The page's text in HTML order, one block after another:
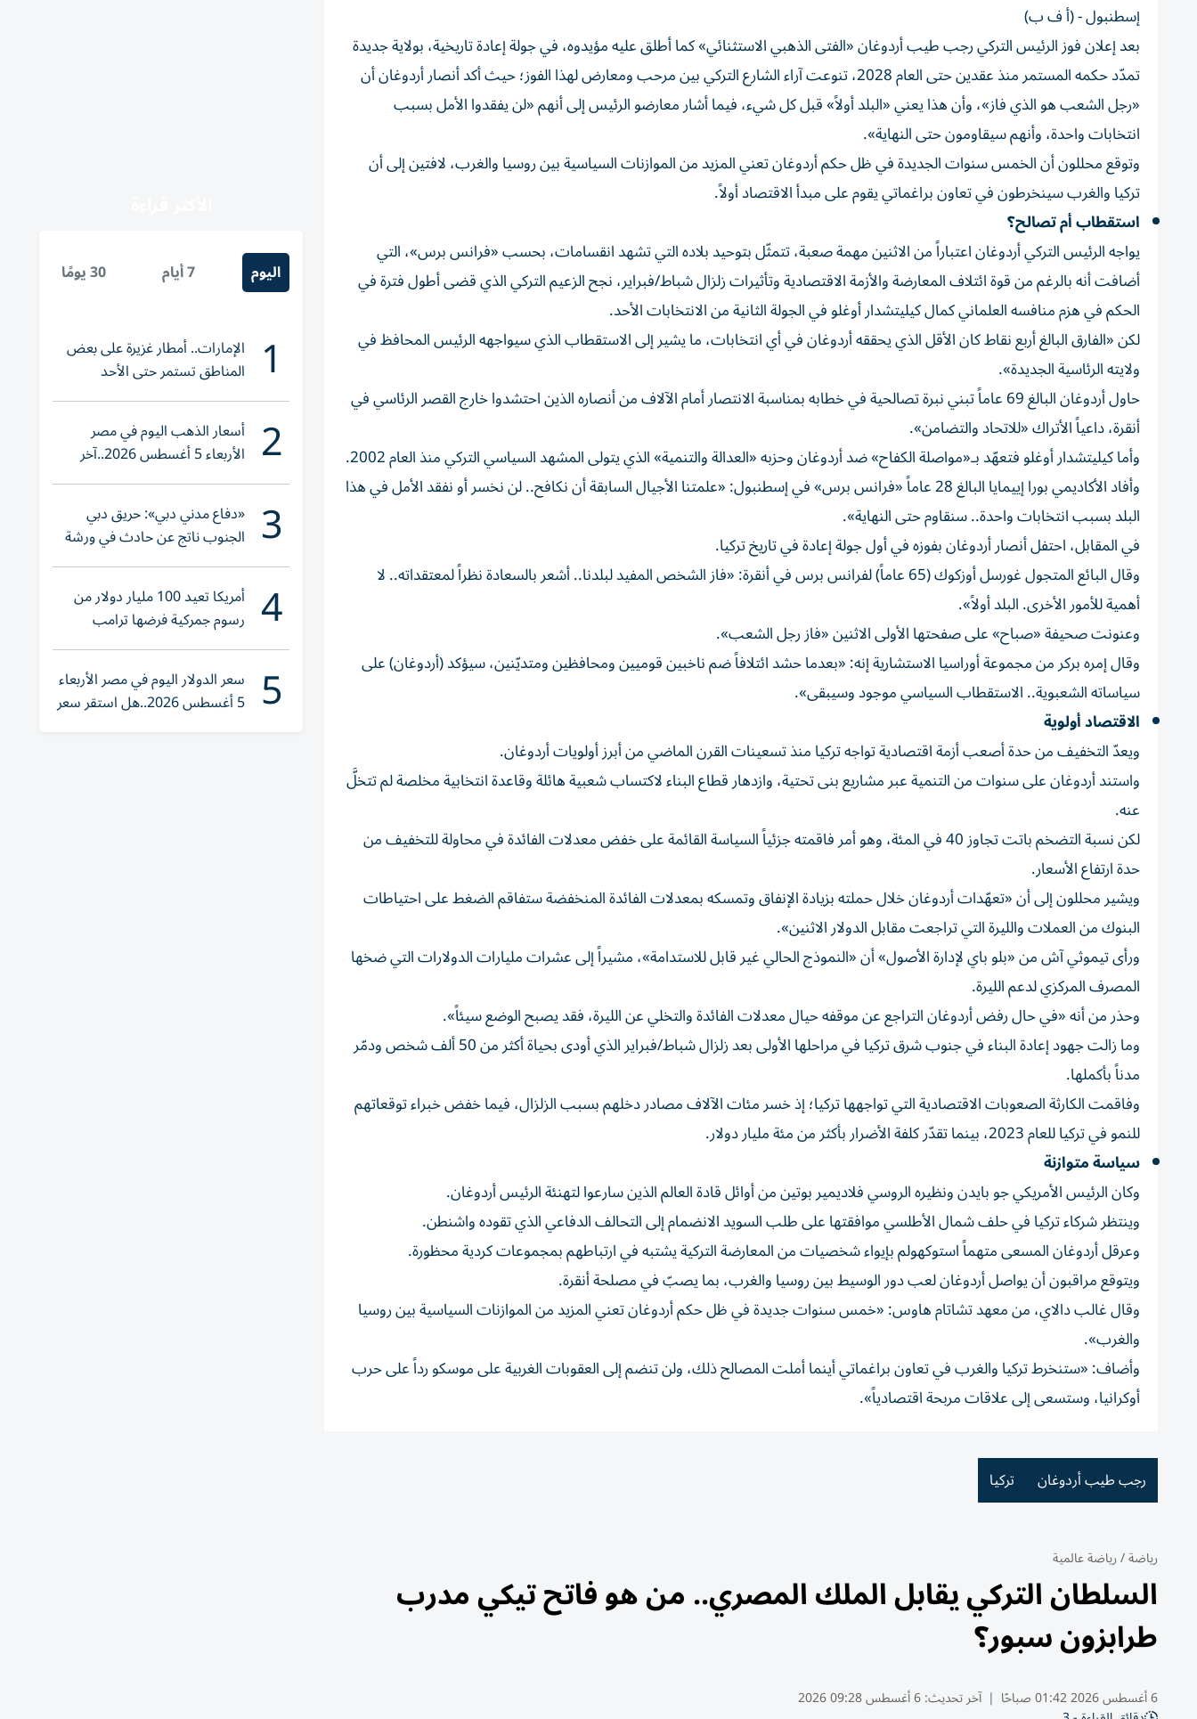
إسطنبول - (أ ف ب)
بعد إعلان فوز الرئيس التركي رجب طيب أردوغان «الفتى الذهبي الاستثنائي» كما أطلق عليه مؤيدوه، في جولة إعادة تاريخية، بولاية جديدة
تمدّد حكمه المستمر منذ عقدين حتى العام 2028، تنوعت آراء الشارع التركي بين مرحب ومعارض لهذا الفوز؛ حيث أكد أنصار أردوغان أن
«رجل الشعب هو الذي فاز»، وأن هذا يعني «البلد أولاً» قبل كل شيء، فيما أشار معارضو الرئيس إلى أنهم «لن يفقدوا الأمل بسبب
انتخابات واحدة، وأنهم سيقاومون حتى النهاية».
وتوقع محللون أن الخمس سنوات الجديدة في ظل حكم أردوغان تعني المزيد من الموازنات السياسية بين روسيا والغرب، لافتين إلى أن
تركيا والغرب سينخرطون في تعاون براغماتي يقوم على مبدأ الاقتصاد أولاً.
استقطاب أم تصالح؟
يواجه الرئيس التركي أردوغان اعتباراً من الاثنين مهمة صعبة، تتمثّل بتوحيد بلاده التي تشهد انقسامات، بحسب «فرانس برس»، التي
أضافت أنه بالرغم من قوة ائتلاف المعارضة والأزمة الاقتصادية وتأثيرات زلزال شباط/فبراير، نجح الزعيم التركي الذي قضى أطول فترة في
الحكم في هزم منافسه العلماني كمال كيليتشدار أوغلو في الجولة الثانية من الانتخابات الأحد.
لكن «الفارق البالغ أربع نقاط كان الأقل الذي يحققه أردوغان في أي انتخابات، ما يشير إلى الاستقطاب الذي سيواجهه الرئيس المحافظ في
ولايته الرئاسية الجديدة».
حاول أردوغان البالغ 69 عاماً تبني نبرة تصالحية في خطابه بمناسبة الانتصار أمام الآلاف من أنصاره الذين احتشدوا خارج القصر الرئاسي في
أنقرة، داعياً الأتراك «للاتحاد والتضامن».
وأما كيليتشدار أوغلو فتعهّد بـ«مواصلة الكفاح» ضد أردوغان وحزبه «العدالة والتنمية» الذي يتولى المشهد السياسي التركي منذ العام 2002.
وأفاد الأكاديمي بورا إييمايا البالغ 28 عاماً «فرانس برس» في إسطنبول: «علمتنا الأجيال السابقة أن نكافح.. لن نخسر أو نفقد الأمل في هذا
البلد بسبب انتخابات واحدة.. سنقاوم حتى النهاية».
في المقابل، احتفل أنصار أردوغان بفوزه في أول جولة إعادة في تاريخ تركيا.
وقال البائع المتجول غورسل أوزكوك (65 عاماً) لفرانس برس في أنقرة: «فاز الشخص المفيد لبلدنا.. أشعر بالسعادة نظراً لمعتقداته.. لا
أهمية للأمور الأخرى. البلد أولاً».
وعنونت صحيفة «صباح» على صفحتها الأولى الاثنين «فاز رجل الشعب».
وقال إمره بركر من مجموعة أوراسيا الاستشارية إنه: «بعدما حشد ائتلافاً ضم ناخبين قوميين ومحافظين ومتديّنين، سيؤكد (أردوغان) على
سياساته الشعبوية.. الاستقطاب السياسي موجود وسيبقى».
الاقتصاد أولوية
ويعدّ التخفيف من حدة أصعب أزمة اقتصادية تواجه تركيا منذ تسعينات القرن الماضي من أبرز أولويات أردوغان.
واستند أردوغان على سنوات من التنمية عبر مشاريع بنى تحتية، وازدهار قطاع البناء لاكتساب شعبية هائلة وقاعدة انتخابية مخلصة لم تتخلَّ
عنه.
لكن نسبة التضخم باتت تجاوز 40 في المئة، وهو أمر فاقمته جزئياً السياسة القائمة على خفض معدلات الفائدة في محاولة للتخفيف من
حدة ارتفاع الأسعار.
ويشير محللون إلى أن «تعهّدات أردوغان خلال حملته بزيادة الإنفاق وتمسكه بمعدلات الفائدة المنخفضة ستفاقم الضغط على احتياطات
البنوك من العملات والليرة التي تراجعت مقابل الدولار الاثنين».
ورأى تيموثي آش من «بلو باي لإدارة الأصول» أن «النموذج الحالي غير قابل للاستدامة»، مشيراً إلى عشرات مليارات الدولارات التي ضخها
المصرف المركزي لدعم الليرة.
وحذر من أنه «في حال رفض أردوغان التراجع عن موقفه حيال معدلات الفائدة والتخلي عن الليرة، فقد يصبح الوضع سيئاً».
وما زالت جهود إعادة البناء في جنوب شرق تركيا في مراحلها الأولى بعد زلزال شباط/فبراير الذي أودى بحياة أكثر من 50 ألف شخص ودمّر
مدناً بأكملها.
وفاقمت الكارثة الصعوبات الاقتصادية التي تواجهها تركيا؛ إذ خسر مئات الآلاف مصادر دخلهم بسبب الزلزال، فيما خفض خبراء توقعاتهم
للنمو في تركيا للعام 2023، بينما تقدّر كلفة الأضرار بأكثر من مئة مليار دولار.
سياسة متوازنة
وكان الرئيس الأمريكي جو بايدن ونظيره الروسي فلاديمير بوتين من أوائل قادة العالم الذين سارعوا لتهنئة الرئيس أردوغان.
وينتظر شركاء تركيا في حلف شمال الأطلسي موافقتها على طلب السويد الانضمام إلى التحالف الدفاعي الذي تقوده واشنطن.
وعرقل أردوغان المسعى متهماً استوكهولم بإيواء شخصيات من المعارضة التركية يشتبه في ارتباطهم بمجموعات كردية محظورة.
ويتوقع مراقبون أن يواصل أردوغان لعب دور الوسيط بين روسيا والغرب، بما يصبّ في مصلحة أنقرة.
وقال غالب دالاي، من معهد تشاتام هاوس: «خمس سنوات جديدة في ظل حكم أردوغان تعني المزيد من الموازنات السياسية بين روسيا
والغرب».
وأضاف: «ستنخرط تركيا والغرب في تعاون براغماتي أينما أملت المصالح ذلك، ولن تنضم إلى العقوبات الغربية على موسكو رداً على حرب
أوكرانيا، وستسعى إلى علاقات مربحة اقتصادياً».
رجب طيب أردوغان تركيا
رياضة/رياضة عالمية
السلطان التركي يقابل الملك المصري.. من هو فاتح تيكي مدرب
طرابزون سبور؟
6 أغسطس 2026 01:42 صباحًا | آخر تحديث:6 أغسطس 09:28 2026
اليوم 7 أيام 30 يومًا
1 الإمارات.. أمطار غزيرة على بعض
المناطق تستمر حتى الأحد
2 أسعار الذهب اليوم في مصر
الأربعاء 5 أغسطس 2026..آخر
تحديث لعيار 21
3 «دفاع مدني دبي»: حريق دبي
الجنوب ناتج عن حادث في ورشة
ولا إصابات
4 أمريكا تعيد 100 مليار دولار من
رسوم جمركية فرضها ترامب
5 سعر الدولار اليوم في مصر الأربعاء
5 أغسطس 2026..هل استقر سعر